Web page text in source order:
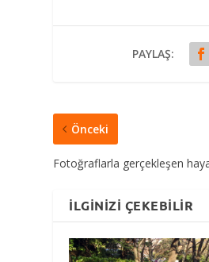
PAYLAŞ:
Önceki
Fotoğraflarla gerçekleşen
İLGINIZI ÇEKEBILIR